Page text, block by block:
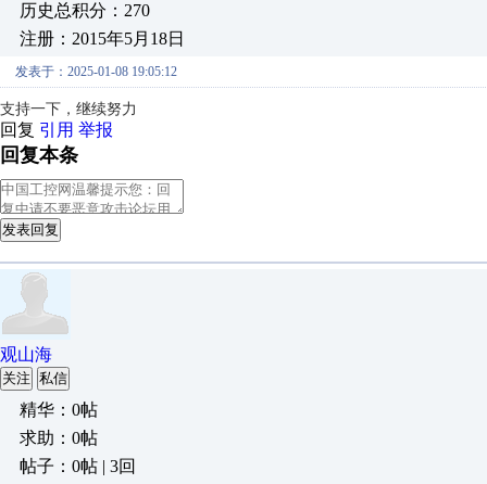
历史总积分：270
注册：2015年5月18日
发表于：2025-01-08 19:05:12
支持一下，继续努力
回复 引用 举报
回复本条
发表回复
观山海
关注 私信
精华：0帖
求助：0帖
帖子：0帖 | 3回